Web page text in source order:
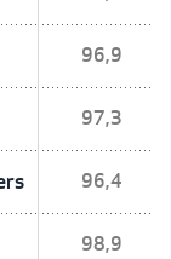
96,9
97,3
96,4
98,9